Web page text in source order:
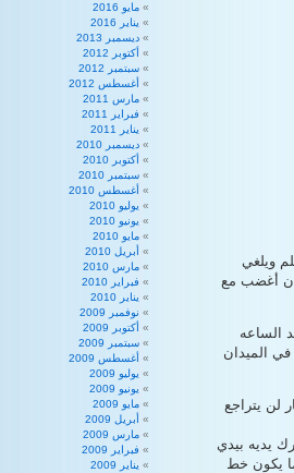
ويلغي
يوم الغضب \25 يناير\ دون أن أغضب مع
الساعه
في الميدان
لن يتراجع
يديه بيدي
يكون خط
مايو 2016
يناير 2016
ديسمبر 2013
أكتوبر 2012
سبتمبر 2012
أغسطس 2012
مارس 2011
فبراير 2011
يناير 2011
ديسمبر 2010
أكتوبر 2010
سبتمبر 2010
أغسطس 2010
يوليو 2010
يونيو 2010
مايو 2010
أبريل 2010
مارس 2010
فبراير 2010
يناير 2010
نوفمبر 2009
أكتوبر 2009
سبتمبر 2009
أغسطس 2009
يوليو 2009
يونيو 2009
مايو 2009
أبريل 2009
مارس 2009
فبراير 2009
يناير 2009